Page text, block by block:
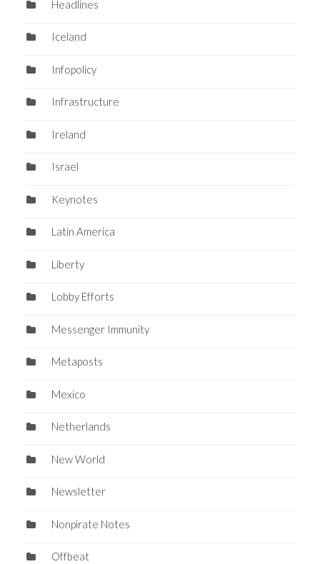
Headlines
Iceland
Infopolicy
Infrastructure
Ireland
Israel
Keynotes
Latin America
Liberty
Lobby Efforts
Messenger Immunity
Metaposts
Mexico
Netherlands
New World
Newsletter
Nonpirate Notes
Offbeat